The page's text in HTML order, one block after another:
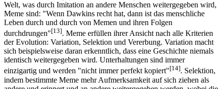
Welt, was durch Imitation an andere Menschen weitergegeben wird,
Meme sind: "Wenn Dawkins recht hat, dann ist das menschliche
Leben durch und durch von Memen und ihren Folgen
durchdrungen"[13]. Meme erfüllen ihrer Ansicht nach alle Kriterien
der Evolution: Variation, Selektion und Vererbung. Variation macht
sich beispielsweise daran erkenntlich, dass eine Geschichte niemals
identisch weitergegeben wird. Unterhaltungen sind immer
einzigartig und werden "nicht immer perfekt kopiert"[14]. Selektion,
indem bestimmte Meme mehr Aufmerksamkeit auf sich ziehen als